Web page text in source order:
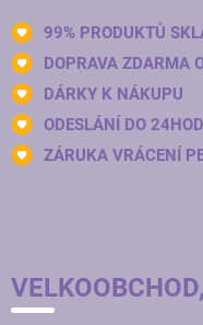
99% PRODUKTŮ
DOPRAVA ZDARMA
DÁRKY K NÁKUPU
ODESLÁNÍ DO 24HOD
ZÁRUKA VRÁCENÍ